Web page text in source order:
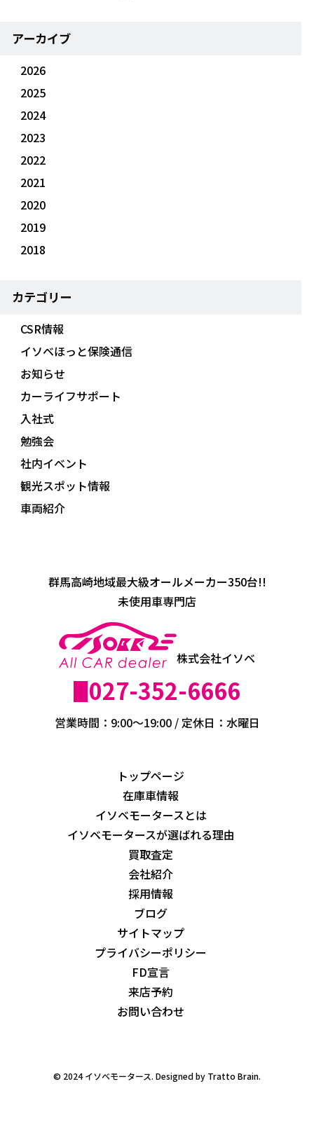
アーカイブ
2026
2025
2024
2023
2022
2021
2020
2019
2018
カテゴリー
CSR情報
イソベほっと保険通信
お知らせ
カーライフサポート
入社式
勉強会
社内イベント
観光スポット情報
車両紹介
群馬高崎地域最大級オールメーカー350台!!
未使用車専門店
株式会社イソベ
027-352-6666
営業時間：9:00～19:00 / 定休日：水曜日
トップページ
在庫車情報
イソベモータースとは
イソベモータースが選ばれる理由
買取査定
会社紹介
採用情報
ブログ
サイトマップ
プライバシーポリシー
FD宣言
来店予約
お問い合わせ
© 2024 イソベモータース. Designed by Tratto Brain.